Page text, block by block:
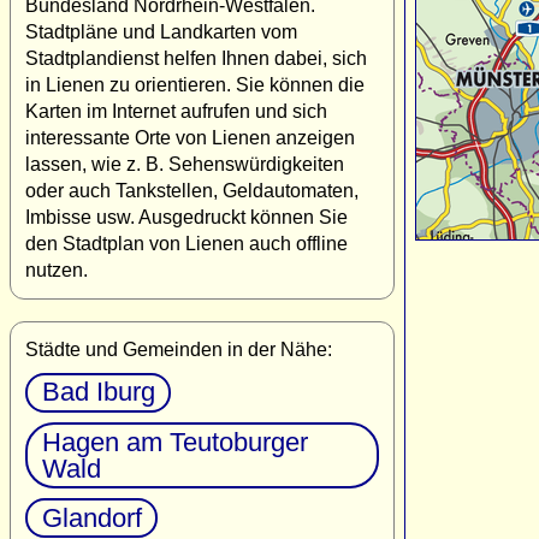
Bundesland Nordrhein-Westfalen.
Stadtpläne und Landkarten vom
Stadtplandienst helfen Ihnen dabei, sich
in Lienen zu orientieren. Sie können die
Karten im Internet aufrufen und sich
interessante Orte von Lienen anzeigen
lassen, wie z. B. Sehenswürdigkeiten
oder auch Tankstellen, Geldautomaten,
Imbisse usw. Ausgedruckt können Sie
den Stadtplan von Lienen auch offline
nutzen.
Städte und Gemeinden in der Nähe:
Bad Iburg
Hagen am Teutoburger
Wald
Glandorf